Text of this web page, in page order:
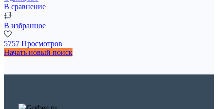
В сравнение
В избранное
5757 Просмотров
Начать новый поиск